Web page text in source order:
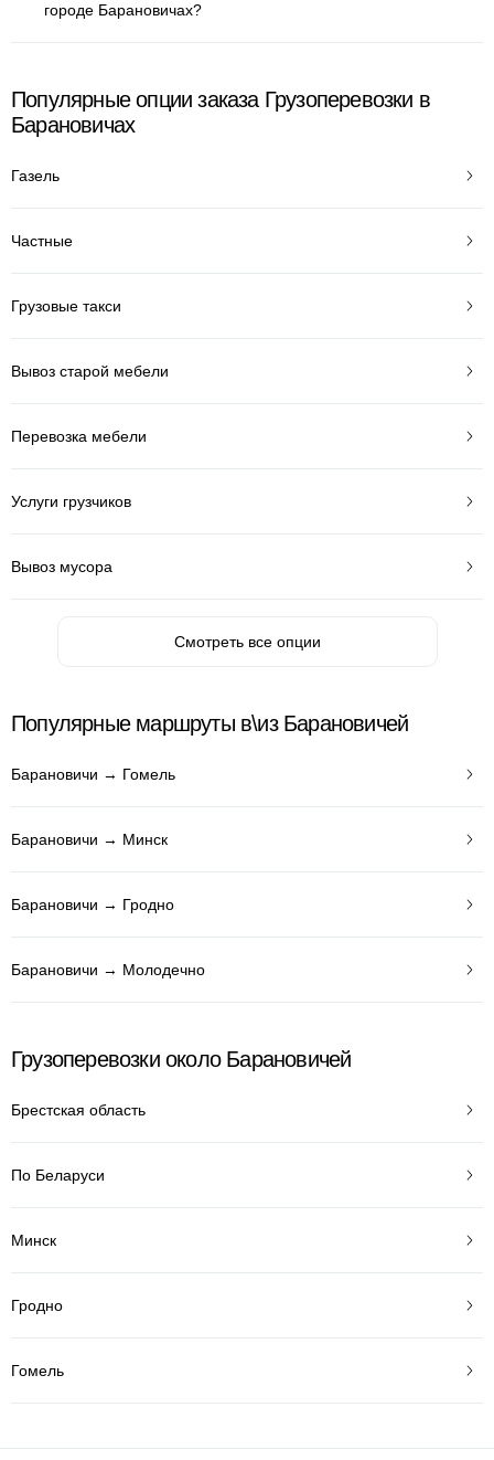
городе Барановичах?
Популярные опции заказа Грузоперевозки в
Барановичах
Газель
Частные
Грузовые такси
Вывоз старой мебели
Перевозка мебели
Услуги грузчиков
Вывоз мусора
Смотреть все опции
Популярные маршруты в\из Барановичей
Барановичи → Гомель
Барановичи → Минск
Барановичи → Гродно
Барановичи → Молодечно
Грузоперевозки около Барановичей
Брестская область
По Беларуси
Минск
Гродно
Гомель